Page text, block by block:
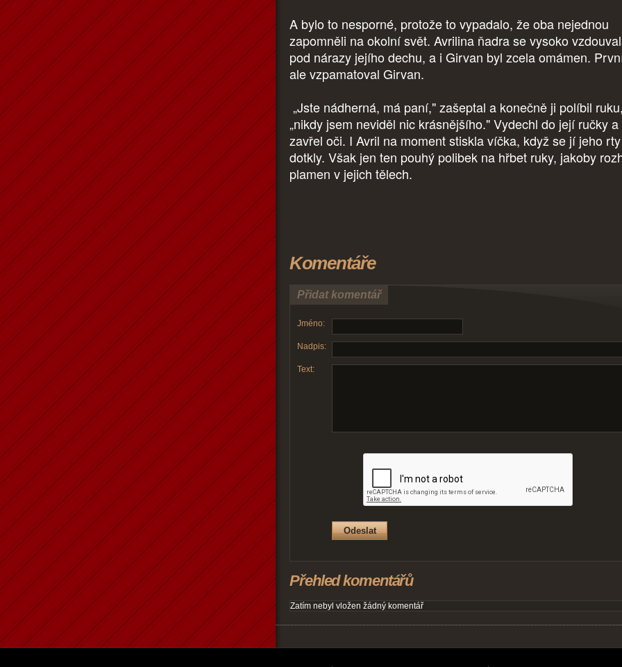
A bylo to nesporné, protože to vypadalo, že oba nejednou
zapomněli na okolní svět. Avrilina ňadra se vysoko
pod nárazy jejího dechu, a i Girvan byl zcela omámen.
ale vzpamatoval Girvan.
„Jste nádherná, má paní," zašeptal a konečně ji políbil ruku,
„nikdy jsem neviděl nic krásnějšího." Vydechl do její ručky a
zavřel oči. I Avril na moment stiskla víčka, když se jí jeho rty
dotkly. Však jen ten pouhý polibek na hřbet ruky, jakoby
plamen v jejich tělech.
Komentáře
Přidat komentář
Jméno:
Nadpis:
Text:
Přehled komentářů
Zatím nebyl vložen žádný komentář